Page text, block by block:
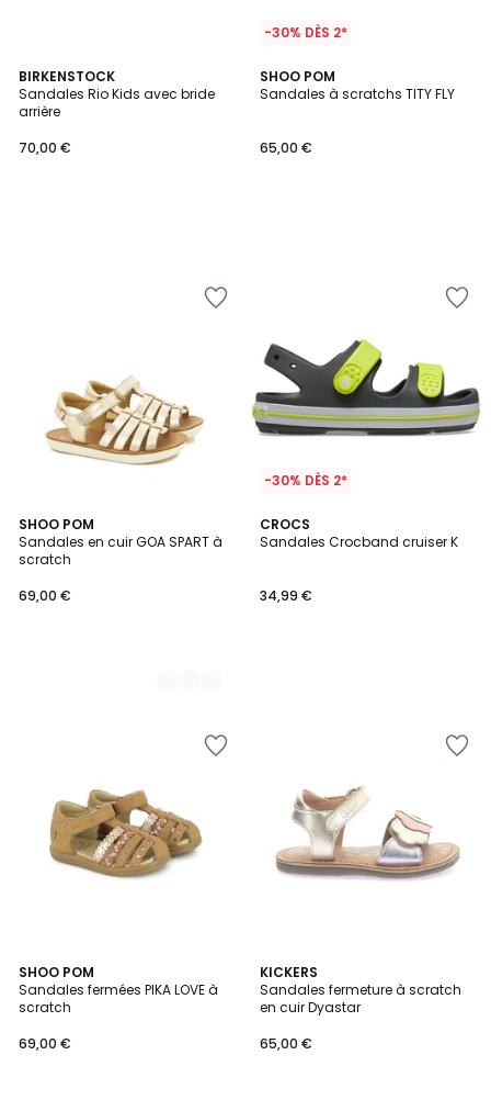
BIRKENSTOCK
Sandales Rio Kids avec bride
arrière
70,00 €
-30% DÈS 2*
SHOO POM
Sandales à scratchs TITY FLY
65,00 €
SHOO POM
Sandales en cuir GOA SPART à
scratch
69,00 €
2
Couleurs
-30% DÈS 2*
CROCS
Sandales Crocband cruiser K
34,99 €
SHOO POM
Sandales fermées PIKA LOVE à
scratch
69,00 €
KICKERS
Sandales fermeture à scratch
en cuir Dyastar
65,00 €
5
/
5